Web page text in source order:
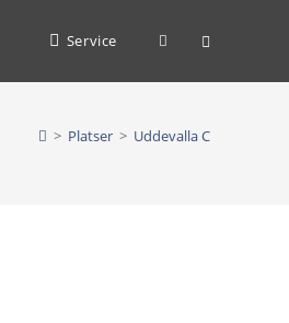
Service Slå
> Platser > Uddevalla C